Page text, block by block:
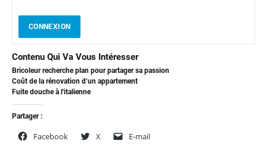
CONNEXION
Contenu Qui Va Vous Intéresser
Bricoleur recherche plan pour partager sa passion
Coût de la rénovation d’un appartement
Fuite douche à l'italienne
Partager :
Facebook X E-mail